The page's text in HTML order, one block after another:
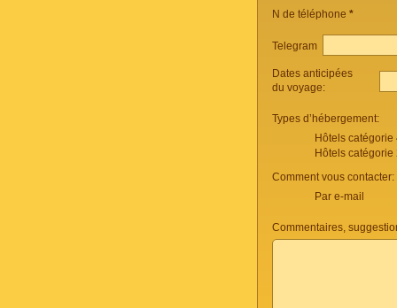
N de téléphone *
Telegram
Dates anticipées
du voyage:
Types d’hébergement:
Hôtels
Hôtels
Comment vous contacter:
Par e-mail
Commentaires,